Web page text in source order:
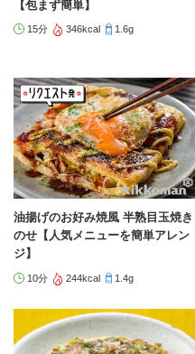
【包まず簡単】
15分 346kcal 1.6g
油揚げのお好み焼風 半熟目玉焼き
のせ【人気メニューを簡単アレン
ジ】
10分 244kcal 1.4g